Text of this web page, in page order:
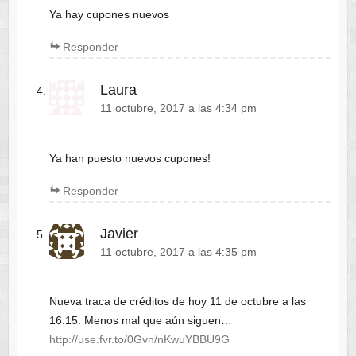
Ya hay cupones nuevos
Responder
Laura
11 octubre, 2017 a las 4:34 pm
Ya han puesto nuevos cupones!
Responder
Javier
11 octubre, 2017 a las 4:35 pm
Nueva traca de créditos de hoy 11 de octubre a las
16:15. Menos mal que aún siguen…
http://use.fvr.to/0Gvn/nKwuYBBU9G